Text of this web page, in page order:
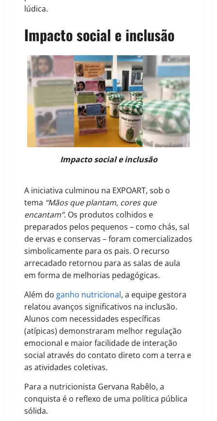
lúdica.
Impacto social e inclusão
Impacto social e inclusão
A iniciativa culminou na EXPOART, sob o
tema “Mãos que plantam, cores que
encantam”. Os produtos colhidos e
preparados pelos pequenos – como chás, sal
de ervas e conservas – foram comercializados
simbolicamente para os pais. O recurso
arrecadado retornou para as salas de aula
em forma de melhorias pedagógicas.
Além do ganho nutricional, a equipe gestora
relatou avanços significativos na inclusão.
Alunos com necessidades específicas
(atípicas) demonstraram melhor regulação
emocional e maior facilidade de interação
social através do contato direto com a terra e
as atividades coletivas.
Para a nutricionista Gervana Rabêlo, a
conquista é o reflexo de uma política pública
sólida.